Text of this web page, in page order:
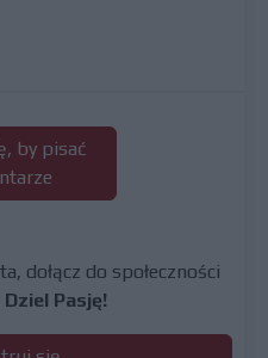
by pisać
dołącz do społeczności
Pasję!